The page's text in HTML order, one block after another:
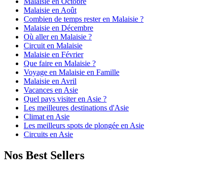
Malaisie en Août
Combien de temps rester en Malaisie ?
Malaisie en Décembre
Où aller en Malaisie ?
Circuit en Malaisie
Malaisie en Février
Que faire en Malaisie ?
Voyage en Malaisie en Famille
Malaisie en Avril
Vacances en Asie
Quel pays visiter en Asie ?
Les meilleures destinations d'Asie
Climat en Asie
Les meilleurs spots de plongée en Asie
Circuits en Asie
Nos Best Sellers